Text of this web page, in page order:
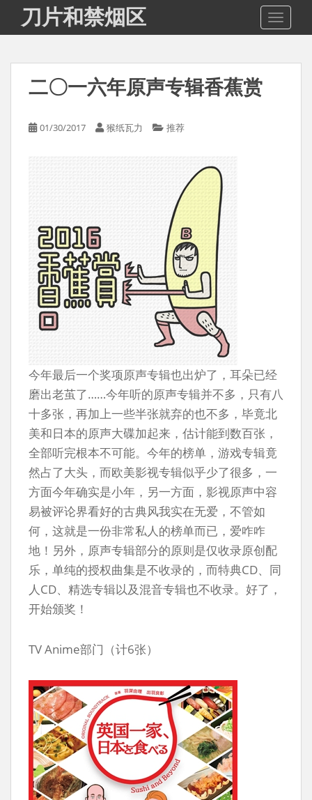
i
刀片和禁烟区
二〇一六年原声专辑香蕉赏
01/30/2017 猴纸瓦力 推荐
今年最后一个奖项原声专辑也出炉了，耳朵已经
磨出老茧了……今年听的原声专辑并不多，只有八
十多张，再加上一些半张就弃的也不多，毕竟北
美和日本的原声大碟加起来，估计能到数百张，
全部听完根本不可能。今年的榜单，游戏专辑竟
然占了大头，而欧美影视专辑似乎少了很多，一
方面今年确实是小年，另一方面，影视原声中容
易被评论界看好的古典风我实在无爱，不管如
何，这就是一份非常私人的榜单而已，爱咋咋
地！另外，原声专辑部分的原则是仅收录原创配
乐，单纯的授权曲集是不收录的，而特典CD、同
人CD、精选专辑以及混音专辑也不收录。好了，
开始颁奖！
TV Anime部门（计6张）